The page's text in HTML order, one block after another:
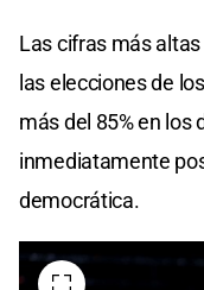
Las cifras más
las elecciones de
más del 85% en los
inmediatamente
democrática.